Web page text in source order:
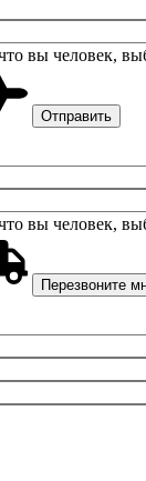
вы человек,
вы человек,